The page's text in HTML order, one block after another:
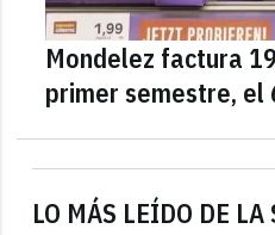
LO MÁS LEÍDO DE LA
Mondelez factura
primer semestre, el